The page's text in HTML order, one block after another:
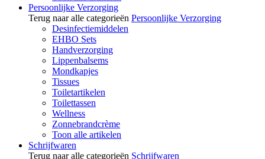
Persoonlijke Verzorging
Terug naar alle categorieën Persoonlijke Verzorging
Desinfectiemiddelen
EHBO Sets
Handverzorging
Lippenbalsems
Mondkapjes
Tissues
Toiletartikelen
Toilettassen
Wellness
Zonnebrandcrème
Toon alle artikelen
Schrijfwaren
Terug naar alle categorieën Schrijfwaren